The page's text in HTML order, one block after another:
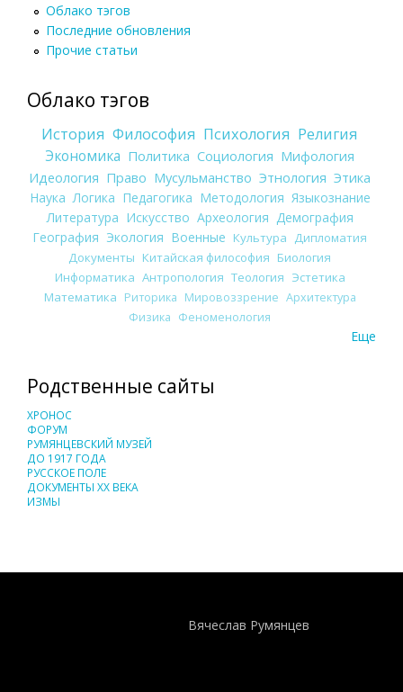
Облако тэгов
Последние обновления
Прочие статьи
Облако тэгов
История Философия Психология Религия
Экономика Политика Социология Мифология
Идеология Право Мусульманство Этнология Этика
Наука Логика Педагогика Методология Языкознание
Литература Искусство Археология Демография
География Экология Военные Культура
Дипломатия
Документы Китайская философия Биология
Информатика Антропология Теология Эстетика
Математика Риторика Мировоззрение Архитектура
Физика Феноменология
Еще
Родственные сайты
ХРОНОС
ФОРУМ
РУМЯНЦЕВСКИЙ МУЗЕЙ
ДО 1917 ГОДА
РУССКОЕ ПОЛЕ
ДОКУМЕНТЫ XX ВЕКА
ИЗМЫ
Вячеслав Румянцев